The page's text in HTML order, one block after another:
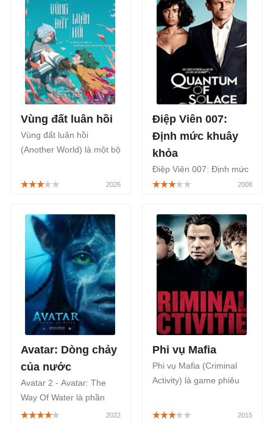
Johnson.
Vùng đất luân hồi
Vùng đất luân hồi
(Another World) là một bộ
Kông thuộc thể loại phiêu
được chuyển thể từ tiểu
thuyết của Naka Saijo,
được công chiếu chính
thức bắt đầu từ ngày
27/03/2026.
Điệp Viên 007:
Định mức khuây
khỏa
Điệp Viên 007: Định mức
khuây khỏa (Quantum Of
22 của loạt phim hành
động về siêu điệp viên
007.
Avatar: Dòng chảy
của nước
Avatar 2 - Avatar: The
Way Of Water là phần
tiếp theo của bộ phim
Phi vụ Mafia
Phi vụ Mafia (Criminal
Activity) là game phiêu
phi vụ cướp đầy li kỳ và